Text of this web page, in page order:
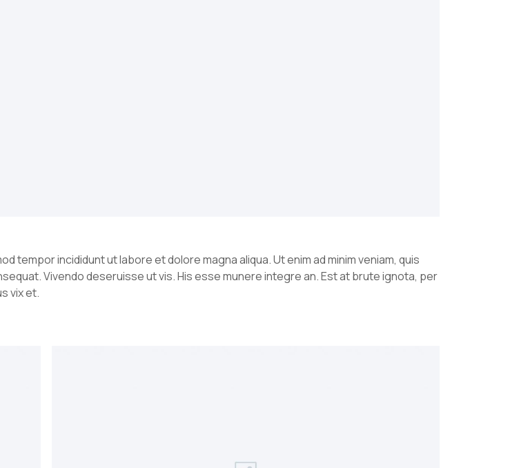
tempor incididunt ut labore et dolore magna aliqua. Ut enim ad minim veniam, quis
Vivendo deseruisse ut vis. His esse munere integre an. Est at brute ignota, per
vix et.